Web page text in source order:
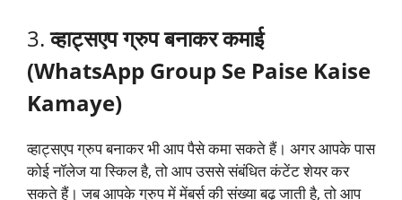
3.व्हाट्सएप ग्रुप बनाकर कमाई
(WhatsApp Group Se Paise Kaise
Kamaye)
व्हाट्सएप ग्रुप बनाकर भी आप पैसे कमा सकते हैं। अगर आपके पास
कोई नॉलेज या स्किल है, तो आप उससे संबंधित कंटेंट शेयर कर
सकते हैं। जब आपके ग्रुप में मेंबर्स की संख्या बढ़ जाती है, तो आप